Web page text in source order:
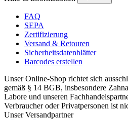
FAQ
SEPA
Zertifizierung
Versand & Retouren
Sicherheitsdatenblätter
Barcodes erstellen
Unser Online-Shop richtet sich
gemäß § 14 BGB, insbesondere
Labore und unseren
Verbraucher oder Privatpersonen ist
Unser Versandpartner